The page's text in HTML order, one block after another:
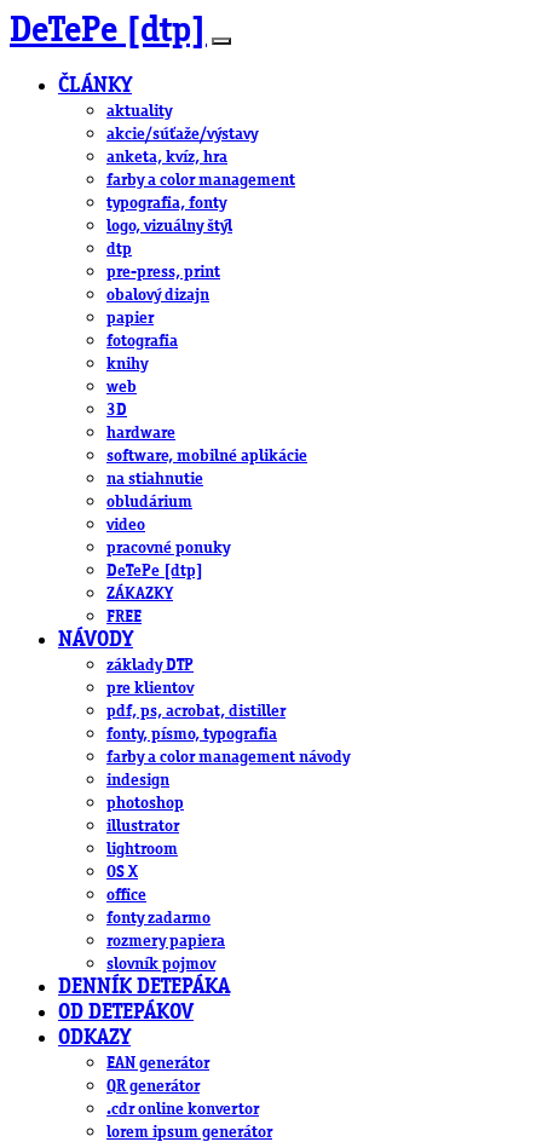
DeTePe [dtp]
ČLÁNKY
aktuality
akcie/súťaže/výstavy
anketa, kvíz, hra
farby a color management
typografia, fonty
logo, vizuálny štýl
dtp
pre-press, print
obalový dizajn
papier
fotografia
knihy
web
3D
hardware
software, mobilné aplikácie
na stiahnutie
obludárium
video
pracovné ponuky
DeTePe [dtp]
ZÁKAZKY
FREE
NÁVODY
základy DTP
pre klientov
pdf, ps, acrobat, distiller
fonty, písmo, typografia
farby a color management návody
indesign
photoshop
illustrator
lightroom
OS X
office
fonty zadarmo
rozmery papiera
slovník pojmov
DENNÍK DETEPÁKA
OD DETEPÁKOV
ODKAZY
EAN generátor
QR generátor
.cdr online konvertor
lorem ipsum generátor